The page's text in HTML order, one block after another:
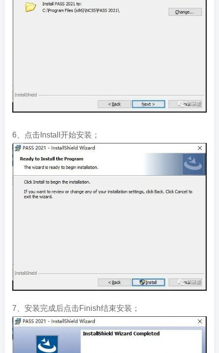
6、点击Install开始安装；
7、安装完成后点击Finish结束安装；